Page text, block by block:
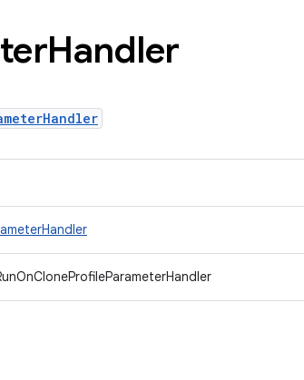
Handler